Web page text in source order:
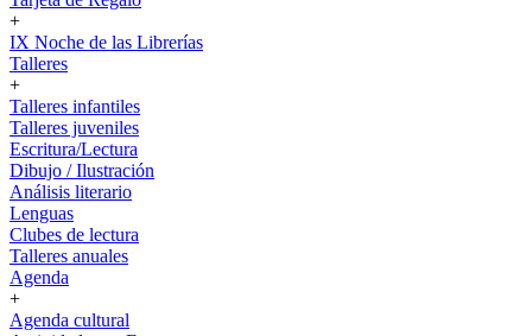
+
IX Noche de las Librerías
Talleres
+
Talleres infantiles
Talleres juveniles
Escritura/Lectura
Dibujo / Ilustración
Análisis literario
Lenguas
Clubes de lectura
Talleres anuales
Agenda
+
Agenda cultural